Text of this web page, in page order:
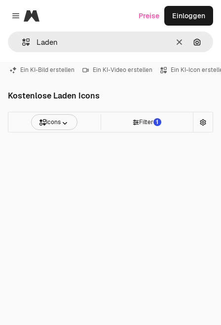
Close menu
Magnific
LöschenNach
Preise Einloggen
Ein KI-Bild erstellen Ein KI-Video erstellen Ein KI-Icon
Kostenlose Laden Icons
Icons Filter 1